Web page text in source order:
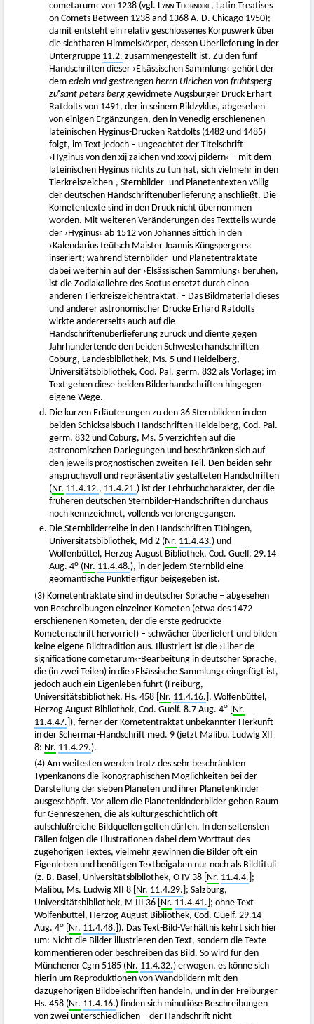
cometarum‹ von 1238 (vgl. Lynn Thorndike, Latin Treatises
on Comets Between 1238 and 1368 A. D. Chicago 1950);
damit entsteht ein relativ geschlossenes Korpuswerk über
die sichtbaren Himmelskörper, dessen Überlieferung in der
Untergruppe 11.2. zusammengestellt ist. Zu den fünf
Handschriften dieser ›Elsässischen Sammlung‹ gehört der
demedeln vnd gestrengen herrn Ulrichen von fruͤntsperg
zuͦ sant peters berg gewidmete Augsburger Druck Erhart
Ratdolts von 1491, der in seinem Bildzyklus, abgesehen
von einigen Ergänzungen, den in Venedig erschienenen
lateinischen Hyginus-Drucken Ratdolts (1482 und 1485)
folgt, im Text jedoch – ungeachtet der Titelschrift
›Hyginus von den xij zaichen vnd xxxvj pildern‹ – mit dem
lateinischen Hyginus nichts zu tun hat, sich vielmehr in den
Tierkreiszeichen-, Sternbilder- und Planetentexten völlig
der deutschen Handschriftenüberlieferung anschließt. Die
Kometentexte sind in den Druck nicht übernommen
worden. Mit weiteren Veränderungen des Textteils wurde
der ›Hyginus‹ ab 1512 von Johannes Sittich in den
›Kalendarius teütsch Maister Joannis Küngspergers‹
inseriert; während Sternbilder- und Planetentraktate
dabei weiterhin auf der ›Elsässischen Sammlung‹ beruhen,
ist die Zodiakallehre des Scotus ersetzt durch einen
anderen Tierkreiszeichentraktat. – Das Bildmaterial dieses
und anderer astronomischer Drucke Erhard Ratdolts
wirkte andererseits auch auf die
Handschriftenüberlieferung zurück und diente gegen
Jahrhundertende den beiden Schwesterhandschriften
Coburg, Landesbibliothek, Ms. 5 und Heidelberg,
Universitätsbibliothek, Cod. Pal. germ. 832 als Vorlage; im
Text gehen diese beiden Bilderhandschriften hingegen
eigene Wege.
Die kurzen Erläuterungen zu den 36 Sternbildern in den
beiden Schicksalsbuch-Handschriften Heidelberg, Cod. Pal.
germ. 832 und Coburg, Ms. 5 verzichten auf die
astronomischen Darlegungen und beschränken sich auf
den jeweils prognostischen zweiten Teil. Den beiden sehr
anspruchsvoll und repräsentativ gestalteten Handschriften
( Nr. 11.4.12., 11.4.21.) ist der Lehrbuchcharakter, der die
früheren deutschen Sternbilder-Handschriften durchaus
noch kennzeichnet, vollends verlorengegangen.
Die Sternbilderreihe in den Handschriften Tübingen,
Universitätsbibliothek, Md 2 (Nr. 11.4.43.) und
Wolfenbüttel, Herzog August Bibliothek, Cod. Guelf. 29.14
Aug. 4o (Nr. 11.4.48.), in der jedem Sternbild eine
geomantische Punktierfigur beigegeben ist.
(3) Kometentraktate sind in deutscher Sprache – abgesehen
von Beschreibungen einzelner Kometen (etwa des 1472
erschienenen Kometen, der die erste gedruckte
Kometenschrift hervorrief) – schwächer überliefert und bilden
keine eigene Bildtradition aus. Illustriert ist die ›Liber de
significatione cometarum‹-Bearbeitung in deutscher Sprache,
die (in zwei Teilen) in die ›Elsässische Sammlung‹ eingefügt ist,
jedoch auch ein Eigenleben führt (Freiburg,
Universitätsbibliothek, Hs. 458 [ Nr. 11.4.16. ], Wolfenbüttel,
Herzog August Bibliothek, Cod. Guelf. 8.7 Aug. 4o
Nr.
11.4.47. ]), ferner der Kometentraktat unbekannter Herkunft
in der Schermar-Handschrift med. 9 (jetzt Malibu, Ludwig XII
8: Nr. 11.4.29.).
(4) Am weitesten werden trotz des sehr beschränkten
Typenkanons die ikonographischen Möglichkeiten bei der
Darstellung der sieben Planeten und ihrer Planetenkinder
ausgeschöpft. Vor allem die Planetenkinderbilder geben Raum
für Genreszenen, die als kulturgeschichtlich oft
aufschlußreiche Bildquellen gelten dürfen. In den seltensten
Fällen folgen die Illustrationen dabei dem Worttaut des
zugehörigen Textes, vielmehr gewinnen die Bilder oft ein
Eigenleben und benötigen Textbeigaben nur noch als Bildtituli
(z. B. Basel, Universitätsbibliothek, O IV 38 [ Nr. 11.4.4. ];
Malibu, Ms. Ludwig XII 8 [ Nr. 11.4.29. ]; Salzburg,
Universitätsbibliothek, M III 36 [ Nr. 11.4.41. ]; ohne Text
Wolfenbüttel, Herzog August Bibliothek, Cod. Guelf. 29.14
Aug. 4o Nr. 11.4.48. ]). Das Text-Bild-Verhältnis kehrt sich hier
um: Nicht die Bilder illustrieren den Text, sondern die Texte
kommentieren oder beschreiben das Bild. So wird für den
Münchener Cgm 5185 (Nr. 11.4.32.) erwogen, es könne sich
hierin um Reproduktionen von Wandbildern mit den
dazugehörigen Bildbeischriften handeln, und in der Freiburger
Hs. 458 (Nr. 11.4.16.) finden sich minutiöse Beschreibungen
von zwei unterschiedlichen – der Handschrift nicht